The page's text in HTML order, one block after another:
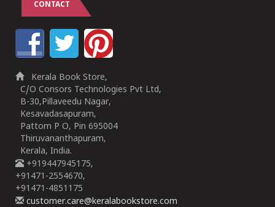
CONTACT
Kerala Book Store,
C/O Consors Technologies Pvt Ltd,
B-30,Pillaveedu Nagar,
Kesavadasapuram,
Pattom P O, Pin 695004
Thiruvananthapuram,
Kerala, India.
+919447945175,
+91471-2554670,
+91471-4851175
customer.care@keralabookstore.com